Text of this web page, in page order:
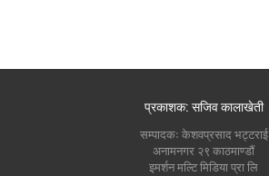
प्रकाशक: सजिव कालाखेती
सम्पादकः केशवप्रसाद भट्टराई
अनामनगर २९ काठमाण्डौं
इमर्शन मल्टि मिडिया प्रा लि